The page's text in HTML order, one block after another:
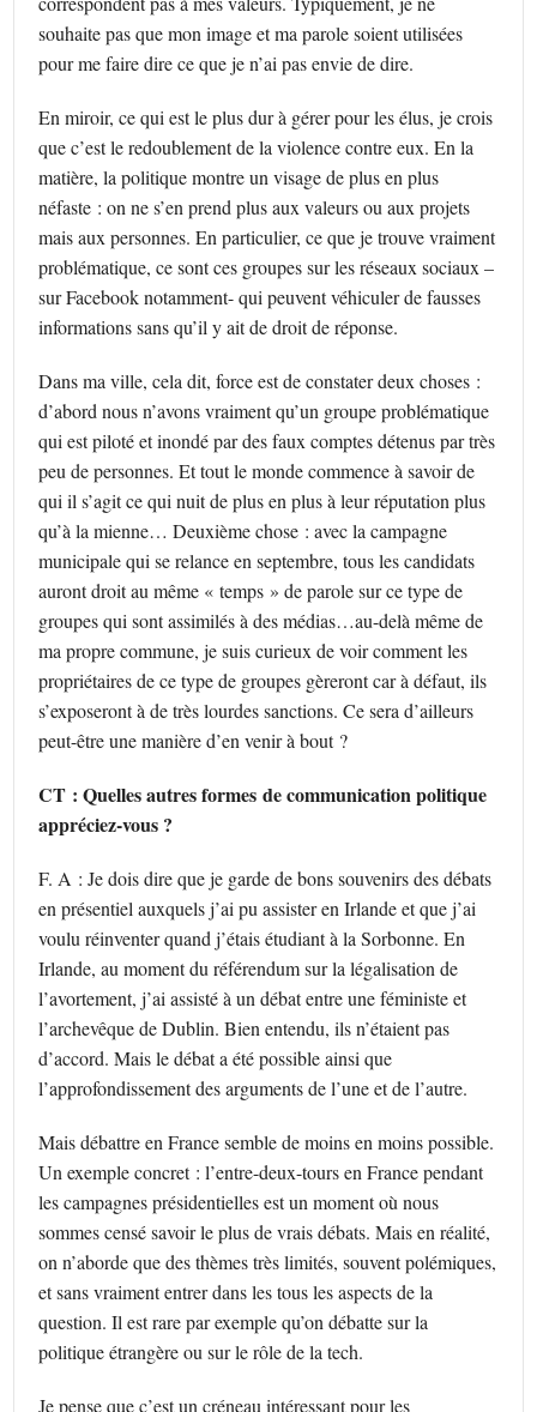
souhaite pas que mon image et ma parole soient utilisées
pour me faire dire ce que je n’ai pas envie de dire.
En miroir, ce qui est le plus dur à gérer pour les élus, je crois
que c’est le redoublement de la violence contre eux. En la
matière, la politique montre un visage de plus en plus
néfaste : on ne s’en prend plus aux valeurs ou aux projets
mais aux personnes. En particulier, ce que je trouve vraiment
problématique, ce sont ces groupes sur les réseaux sociaux –
sur Facebook notamment- qui peuvent véhiculer de fausses
informations sans qu’il y ait de droit de réponse.
Dans ma ville, cela dit, force est de constater deux choses :
d’abord nous n’avons vraiment qu’un groupe problématique
qui est piloté et inondé par des faux comptes détenus par très
peu de personnes. Et tout le monde commence à savoir de
qui il s’agit ce qui nuit de plus en plus à leur réputation plus
qu’à la mienne… Deuxième chose : avec la campagne
municipale qui se relance en septembre, tous les candidats
auront droit au même « temps » de parole sur ce type de
groupes qui sont assimilés à des médias…au-delà même de
ma propre commune, je suis curieux de voir comment les
propriétaires de ce type de groupes gèreront car à défaut, ils
s’exposeront à de très lourdes sanctions. Ce sera d’ailleurs
peut-être une manière d’en venir à bout ?
CT : Quelles autres formes de communication politique
appréciez-vous ?
F. A : Je dois dire que je garde de bons souvenirs des débats
en présentiel auxquels j’ai pu assister en Irlande et que j’ai
voulu réinventer quand j’étais étudiant à la Sorbonne. En
Irlande, au moment du référendum sur la légalisation de
l’avortement, j’ai assisté à un débat entre une féministe et
l’archevêque de Dublin. Bien entendu, ils n’étaient pas
d’accord. Mais le débat a été possible ainsi que
l’approfondissement des arguments de l’une et de l’autre.
Mais débattre en France semble de moins en moins possible.
Un exemple concret : l’entre-deux-tours en France pendant
les campagnes présidentielles est un moment où nous
sommes censé savoir le plus de vrais débats. Mais en réalité,
on n’aborde que des thèmes très limités, souvent polémiques,
et sans vraiment entrer dans les tous les aspects de la
question. Il est rare par exemple qu’on débatte sur la
politique étrangère ou sur le rôle de la tech.
Je pense que c’est un créneau intéressant pour les